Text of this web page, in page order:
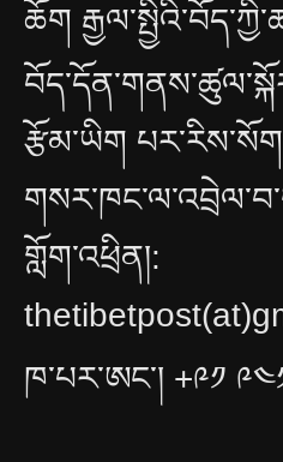
ཆོག
རྩོམ་ཡིག
གློག་འཕྲིན།:
ཁ་པར་ཨང༌། +༩༡